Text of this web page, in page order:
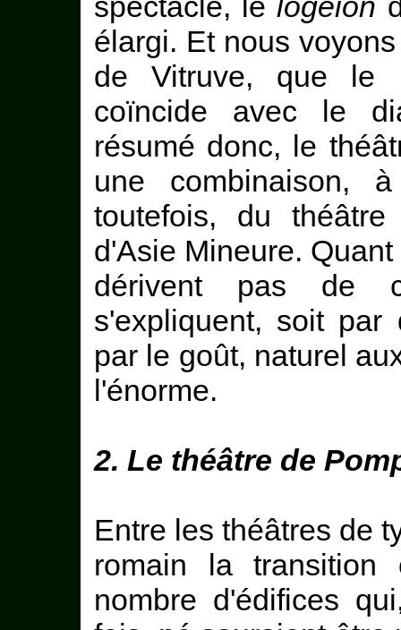
élargi. Et nous
de Vitruve, que le
coïncide avec le
résumé donc, le
une combinaison,
toutefois, du
d'Asie Mineure.
dérivent pas de
s'expliquent, soit par
par le goût, naturel
l'énorme.
2. Le théâtre de
Entre les théâtres de
romain la
nombre d'édifices